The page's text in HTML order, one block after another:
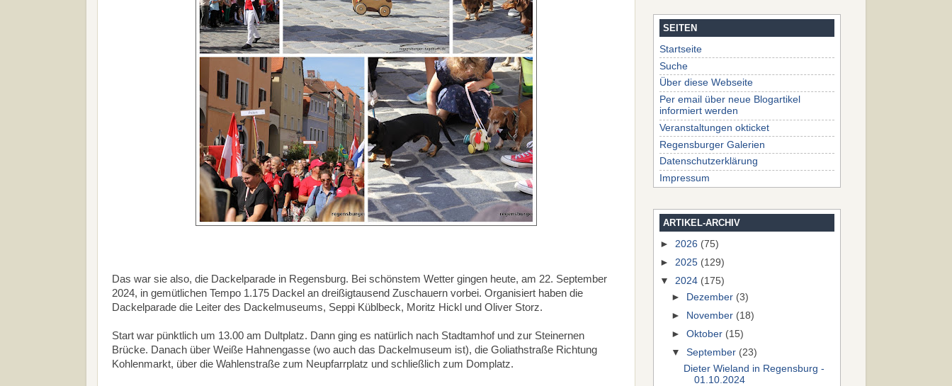
Das war sie also, die Dackelparade in Regensburg. Bei schönstem Wetter gingen heute, am 22. September
2024, in gemütlichen Tempo 1.175 Dackel an dreißigtausend Zuschauern vorbei. Organisiert haben die
Dackelparade die Leiter des Dackelmuseums, Seppi Küblbeck, Moritz Hickl und Oliver Storz.
Start war pünktlich um 13.00 am Dultplatz. Dann ging es natürlich nach Stadtamhof und zur Steinernen
Brücke. Danach über Weiße Hahnengasse (wo auch das Dackelmuseum ist), die Goliathstraße Richtung
Kohlenmarkt, über die Wahlenstraße zum Neupfarrplatz und schließlich zum Domplatz.
SEITEN
Startseite
Suche
Über diese Webseite
Per email über neue Blogartikel
informiert werden
Veranstaltungen okticket
Regensburger Galerien
Datenschutzerklärung
Impressum
ARTIKEL-ARCHIV
► 2026 (75)
► 2025 (129)
▼ 2024 (175)
►
Dezember (3)
►
November (18)
►Oktober (15)
▼September (23)
Dieter Wieland in Regensburg -
01.10.2024